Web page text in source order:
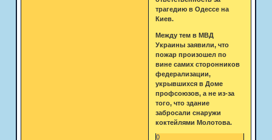
трагедию в Одессе на
Киев.
Между тем в МВД
Украины заявили, что
пожар произошел по
вине самих сторонников
федерализации,
укрывшихся в Доме
профсоюзов, а не из-за
того, что здание
забросали снаружи
коктейлями Молотова.
0